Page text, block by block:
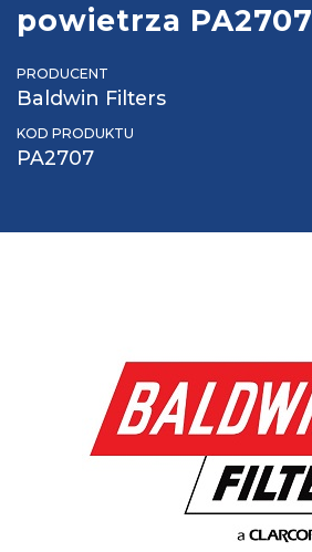
powietrza PA2707
PRODUCENT
Baldwin Filters
KOD PRODUKTU
PA2707